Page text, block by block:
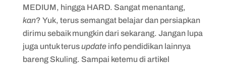
MEDIUM, hingga HARD. Sangat menantang,
kan? Yuk, terus semangat belajar dan persiapkan
dirimu sebaik mungkin dari sekarang. Jangan lupa
juga untuk terusupdate info pendidikan lainnya
bareng Skuling. Sampai ketemu di artikel